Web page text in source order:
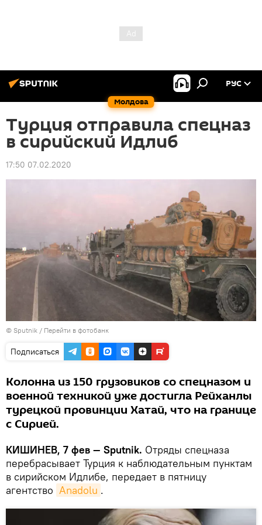
Молдова
РУС
Турция отправила спецназ
в сирийский Идлиб
17:50 07.02.2020
© Sputnik / Перейти в фотобанк
Подписаться
Колонна из 150 грузовиков со спецназом и
военной техникой уже достигла Рейханлы
турецкой провинции Хатай, что на границе
с Сирией.
КИШИНЕВ, 7 фев — Sputnik. Отряды спецназа
перебрасывает Турция к наблюдательным пунктам
в сирийском Идлибе, передает в пятницу
агентство Anadolu .